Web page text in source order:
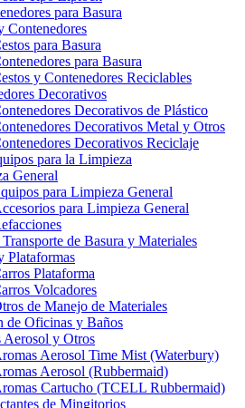
para Basura
Contenedores
para Basura
para Basura
y Contenedores Reciclables
Decorativos
Decorativos de Plástico
Decorativos Metal y Otros
Decorativos Reciclaje
para la Limpieza
General
para Limpieza General
para Limpieza General
de Basura y Materiales
Plataformas
Plataforma
Volcadores
de Manejo de Materiales
de Oficinas y Baños
Aerosol y Otros
Aerosol Time Mist (Waterbury)
Aerosol (Rubbermaid)
Cartucho (TCELL Rubbermaid)
de Mingitorios